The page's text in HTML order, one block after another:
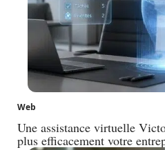
Web
Une assistance virtuelle
plus efficacement votre